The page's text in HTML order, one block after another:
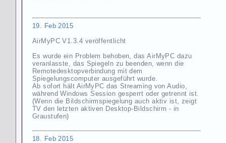
19. Feb 2015
AirMyPC V1.3.4 veröffentlicht
Es wurde ein Problem behoben, das AirMyPC dazu
veranlasste, das Spiegeln zu beenden, wenn die
Remotedesktopverbindung mit dem
Spiegelungscomputer ausgeführt wurde.
Ab sofort hält AirMyPC das Streaming von Audio,
während Windows Session gesperrt oder getrennt ist.
(Wenn die Bildschirmspiegelung auch aktiv ist, zeigt
TV den letzten aktiven Desktop-Bildschirm - in
Graustufen)
18. Feb 2015